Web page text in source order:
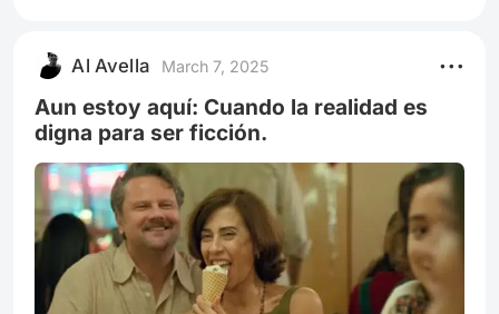
más allá del hecho de tener eso que hace las
historias mágicas y es que adaptar un libro no
siempre es color de rosa cuando lo
Al Avella March 7, 2025
Aun estoy aquí: Cuando la realidad es
digna para ser ficción.